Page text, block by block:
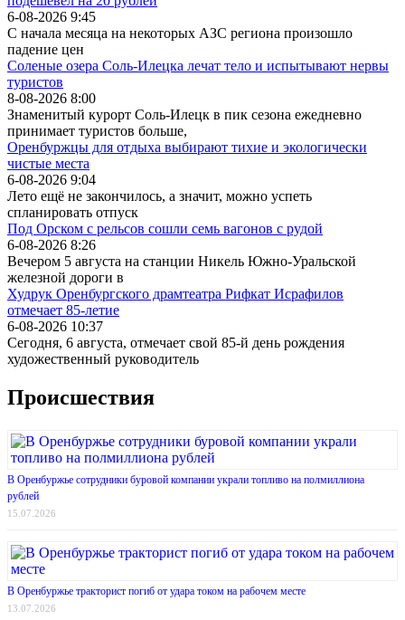
6-08-2026 9:45
С начала месяца на некоторых АЗС региона произошло
падение цен
Соленые озера Соль-Илецка лечат тело и испытывают нервы
туристов
8-08-2026 8:00
Знаменитый курорт Соль-Илецк в пик сезона ежедневно
принимает туристов больше,
Оренбуржцы для отдыха выбирают тихие и экологически
чистые места
6-08-2026 9:04
Лето ещё не закончилось, а значит, можно успеть
спланировать отпуск
Под Орском с рельсов сошли семь вагонов с рудой
6-08-2026 8:26
Вечером 5 августа на станции Никель Южно-Уральской
железной дороги в
Худрук Оренбургского драмтеатра Рифкат Исрафилов
отмечает 85-летие
6-08-2026 10:37
Сегодня, 6 августа, отмечает свой 85-й день рождения
художественный руководитель
Происшествия
В Оренбуржье сотрудники буровой компании украли топливо на полмиллиона
рублей
15.07.2026
В Оренбуржье тракторист погиб от удара током на рабочем месте
13.07.2026